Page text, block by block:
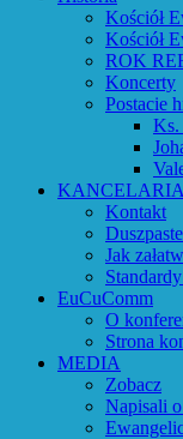
Kościół
Kościół
ROK
Koncerty
Postacie
Ks.
KANCELARIA
Kontakt
Jak
EuCuComm
O
Strona
MEDIA
Zobacz
Napisali